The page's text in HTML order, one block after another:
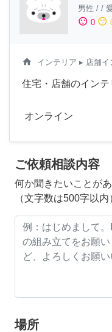
男性 / /
sentiment_satisfied 0 sentiment_neutral
home インテリア ▸ 店舗イ
住宅・店舗のインテ
オンライン
ご依頼相談内容
何か聞きたいことが
（文字数は500字以内
場所